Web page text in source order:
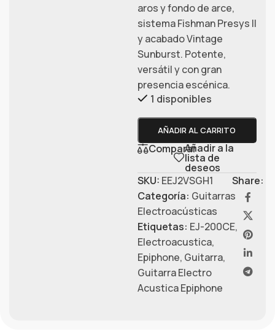
aros y fondo de arce,
sistema Fishman Presys II
y acabado Vintage
Sunburst. Potente,
versátil y con gran
presencia escénica.
1 disponibles
AÑADIR AL CARRITO
CompararAñadir a la
lista de
deseos
SKU: EEJ2VSGH1
Categoría: Guitarras
Electroacústicas
Etiquetas: EJ-200CE,
Electroacustica,
Epiphone, Guitarra,
Guitarra Electro
Acustica Epiphone
Share: